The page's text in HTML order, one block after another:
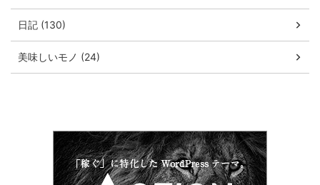
日記 (130)
美味しいモノ (24)